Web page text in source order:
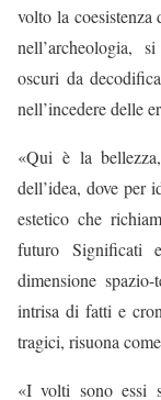
volto la
nell’archeologia,
oscuri da
nell’incedere delle
«Qui è la
dell’idea, dove per
estetico che
futuro Significati
dimensione
intrisa di fatti e
tragici, risuona
«I volti sono essi